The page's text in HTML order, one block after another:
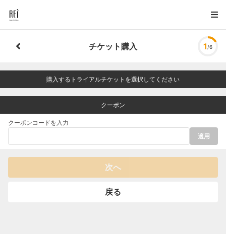
チケット購入 1 /6
購入するトライアルチケットを選択してください
クーポン
クーポンコードを入力
適用
次へ
戻る